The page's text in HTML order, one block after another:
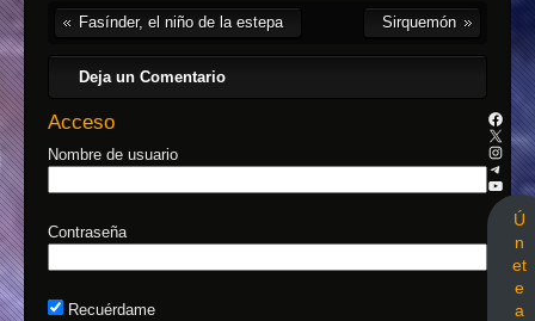
Fasínder, el niño de la estepa Sirquemón
Deja un Comentario
Acceso
Nombre de usuario
Contraseña
Recuérdame
Ú
n
et
e
a